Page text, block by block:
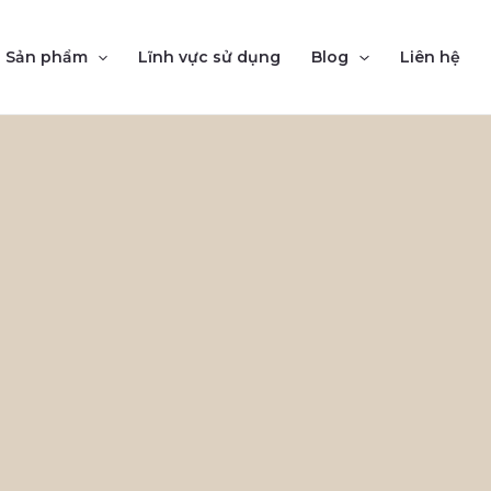
Sản phẩm Lĩnh vực sử dụng Blog Liên hệ